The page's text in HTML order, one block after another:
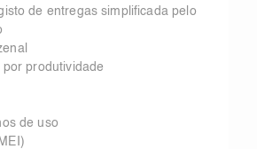
de entregas simplificada pelo
por produtividade
de uso